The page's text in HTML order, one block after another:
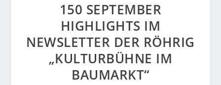
150 SEPTEMBER
HIGHLIGHTS IM
NEWSLETTER DER RÖHRIG
„KULTURBÜHNE IM
BAUMARKT“